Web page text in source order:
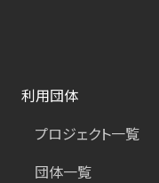
利用団体
プロジェクト一覧
団体一覧